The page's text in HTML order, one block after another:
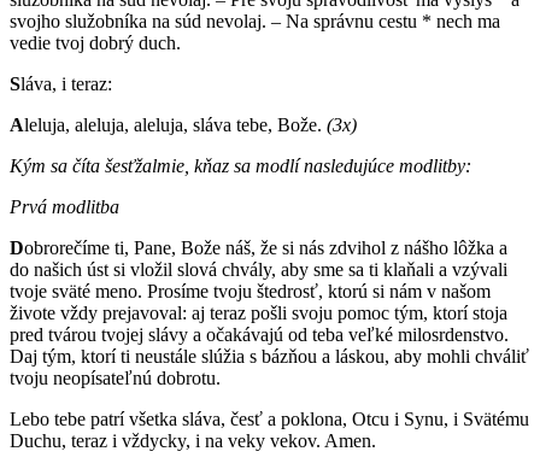
svojho služobníka na súd nevolaj. – Na správnu cestu * nech ma
vedie tvoj dobrý duch.
Sláva, i teraz:
Aleluja, aleluja, aleluja, sláva tebe, Bože. (3x)
Kým sa číta šesťžalmie, kňaz sa modlí nasledujúce modlitby:
Prvá modlitba
Dobrorečíme ti, Pane, Bože náš, že si nás zdvihol z nášho lôžka a
do našich úst si vložil slová chvály, aby sme sa ti klaňali a vzývali
tvoje sväté meno. Prosíme tvoju štedrosť, ktorú si nám v našom
živote vždy prejavoval: aj teraz pošli svoju pomoc tým, ktorí stoja
pred tvárou tvojej slávy a očakávajú od teba veľké milosrdenstvo.
Daj tým, ktorí ti neustále slúžia s bázňou a láskou, aby mohli chváliť
tvoju neopísateľnú dobrotu.
Lebo tebe patrí všetka sláva, česť a poklona, Otcu i Synu, i Svätému
Duchu, teraz i vždycky, i na veky vekov. Amen.